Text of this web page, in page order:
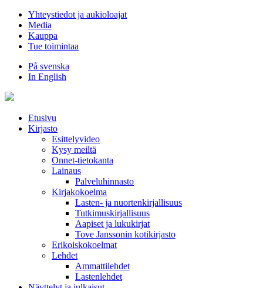
Hyppää
sisältöön
Yhteystiedot ja aukioloajat
Media
Kauppa
Tue toimintaa
På svenska
In English
Etusivu
Kirjasto
Esittelyvideo
Kysy meiltä
Onnet-tietokanta
Lainaus
Palveluhinnasto
Kirjakokoelma
Lasten- ja nuortenkirjallisuus
Tutkimuskirjallisuus
Aapiset ja lukukirjat
Tove Janssonin kotikirjasto
Erikoiskokoelmat
Lehdet
Ammattilehdet
Lastenlehdet